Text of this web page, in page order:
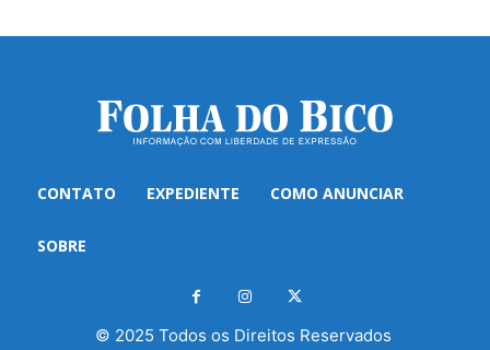
CONTATO EXPEDIENTE COMO ANUNCIAR
SOBRE
© 2025 Todos os Direitos Reservados